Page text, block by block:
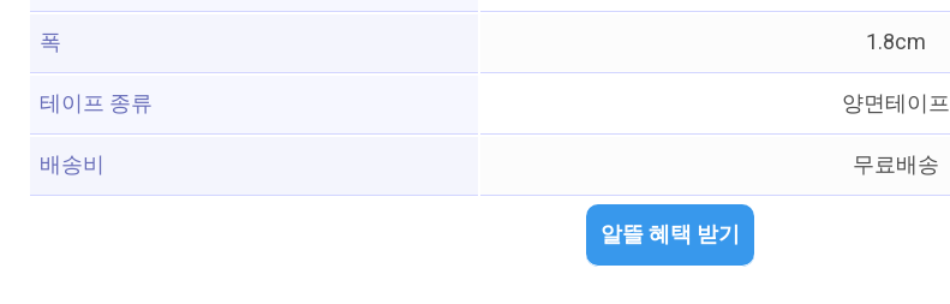
폭
1.8cm
테이프 종류
양면테이프
배송비
무료배송
알뜰 혜택 받기